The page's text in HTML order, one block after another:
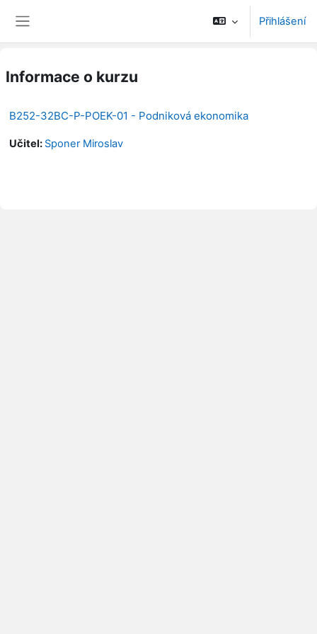
Přihlášení
Informace o kurzu
B252-32BC-P-POEK-01 - Podniková ekonomika
Učitel: Sponer Miroslav